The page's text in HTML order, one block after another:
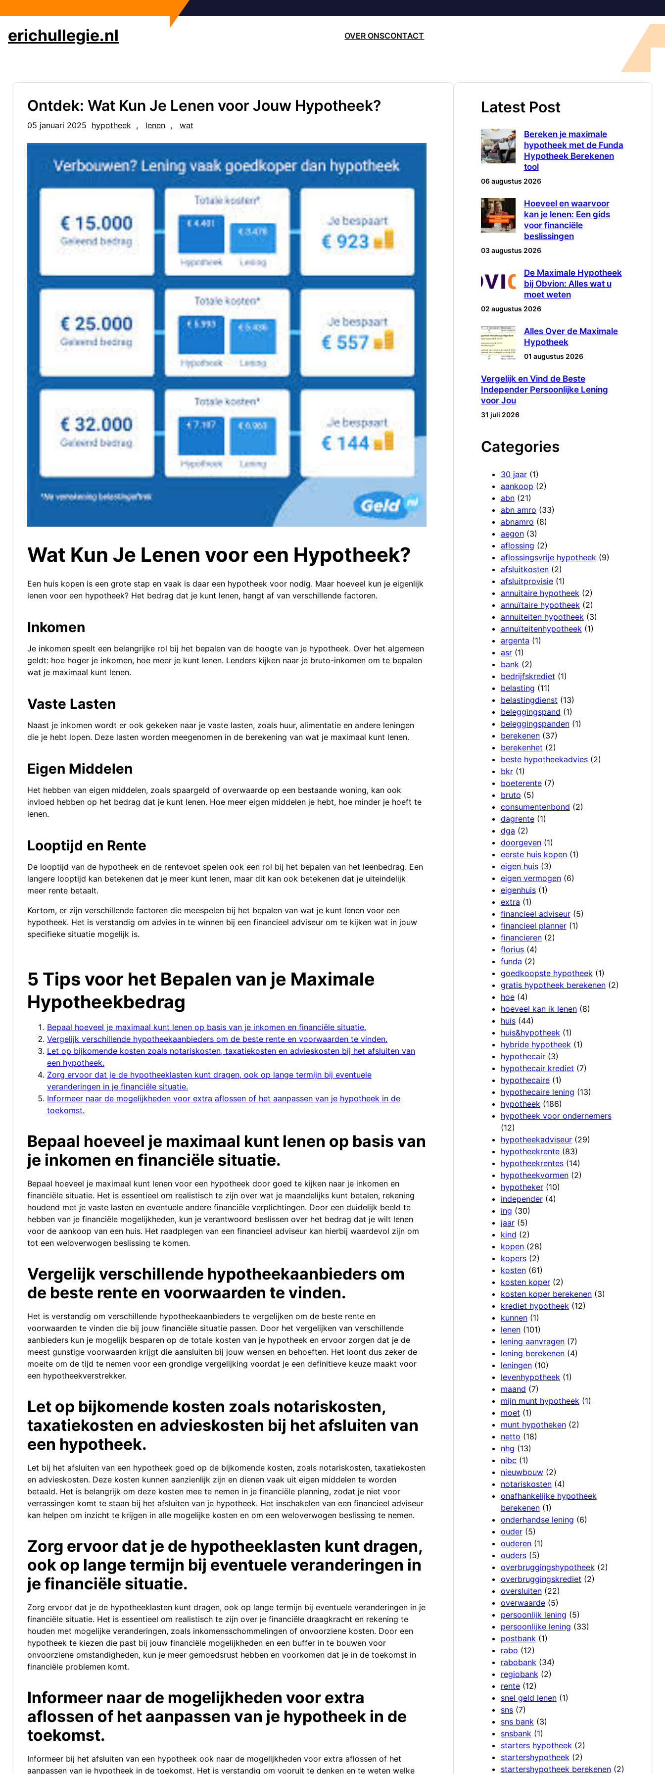
naar
inhoud
erichullegie.nl OVER ONSCONTACT
Ontdek: Wat Kun Je Lenen voor Jouw Hypotheek?
05 januari 2025 hypotheek , lenen , wat
Wat Kun Je Lenen voor een Hypotheek?
Een huis kopen is een grote stap en vaak is daar een hypotheek voor nodig. Maar hoeveel kun je eigenlijk
lenen voor een hypotheek? Het bedrag dat je kunt lenen, hangt af van verschillende factoren.
Inkomen
Je inkomen speelt een belangrijke rol bij het bepalen van de hoogte van je hypotheek. Over het algemeen
geldt: hoe hoger je inkomen, hoe meer je kunt lenen. Lenders kijken naar je bruto-inkomen om te bepalen
wat je maximaal kunt lenen.
Vaste Lasten
Naast je inkomen wordt er ook gekeken naar je vaste lasten, zoals huur, alimentatie en andere leningen
die je hebt lopen. Deze lasten worden meegenomen in de berekening van wat je maximaal kunt lenen.
Eigen Middelen
Het hebben van eigen middelen, zoals spaargeld of overwaarde op een bestaande woning, kan ook
invloed hebben op het bedrag dat je kunt lenen. Hoe meer eigen middelen je hebt, hoe minder je hoeft te
lenen.
Looptijd en Rente
De looptijd van de hypotheek en de rentevoet spelen ook een rol bij het bepalen van het leenbedrag. Een
langere looptijd kan betekenen dat je meer kunt lenen, maar dit kan ook betekenen dat je uiteindelijk
meer rente betaalt.
Kortom, er zijn verschillende factoren die meespelen bij het bepalen van wat je kunt lenen voor een
hypotheek. Het is verstandig om advies in te winnen bij een financieel adviseur om te kijken wat in jouw
specifieke situatie mogelijk is.
5 Tips voor het Bepalen van je Maximale
Hypotheekbedrag
Bepaal hoeveel je maximaal kunt lenen op basis van je inkomen en financiële situatie.
Vergelijk verschillende hypotheekaanbieders om de beste rente en voorwaarden te vinden.
Let op bijkomende kosten zoals notariskosten, taxatiekosten en advieskosten bij het afsluiten van
een hypotheek.
Zorg ervoor dat je de hypotheeklasten kunt dragen, ook op lange termijn bij eventuele
veranderingen in je financiële situatie.
Informeer naar de mogelijkheden voor extra aflossen of het aanpassen van je hypotheek in de
toekomst.
Bepaal hoeveel je maximaal kunt lenen op basis van
je inkomen en financiële situatie.
Bepaal hoeveel je maximaal kunt lenen voor een hypotheek door goed te kijken naar je inkomen en
financiële situatie. Het is essentieel om realistisch te zijn over wat je maandelijks kunt betalen, rekening
houdend met je vaste lasten en eventuele andere financiële verplichtingen. Door een duidelijk beeld te
hebben van je financiële mogelijkheden, kun je verantwoord beslissen over het bedrag dat je wilt lenen
voor de aankoop van een huis. Het raadplegen van een financieel adviseur kan hierbij waardevol zijn om
tot een weloverwogen beslissing te komen.
Vergelijk verschillende hypotheekaanbieders om
de beste rente en voorwaarden te vinden.
Het is verstandig om verschillende hypotheekaanbieders te vergelijken om de beste rente en
voorwaarden te vinden die bij jouw financiële situatie passen. Door het vergelijken van verschillende
aanbieders kun je mogelijk besparen op de totale kosten van je hypotheek en ervoor zorgen dat je de
meest gunstige voorwaarden krijgt die aansluiten bij jouw wensen en behoeften. Het loont dus zeker de
moeite om de tijd te nemen voor een grondige vergelijking voordat je een definitieve keuze maakt voor
een hypotheekverstrekker.
Let op bijkomende kosten zoals notariskosten,
taxatiekosten en advieskosten bij het afsluiten van
een hypotheek.
Let bij het afsluiten van een hypotheek goed op de bijkomende kosten, zoals notariskosten, taxatiekosten
en advieskosten. Deze kosten kunnen aanzienlijk zijn en dienen vaak uit eigen middelen te worden
betaald. Het is belangrijk om deze kosten mee te nemen in je financiële planning, zodat je niet voor
verrassingen komt te staan bij het afsluiten van je hypotheek. Het inschakelen van een financieel adviseur
kan helpen om inzicht te krijgen in alle mogelijke kosten en om een weloverwogen beslissing te nemen.
Zorg ervoor dat je de hypotheeklasten kunt dragen,
ook op lange termijn bij eventuele veranderingen in
je financiële situatie.
Zorg ervoor dat je de hypotheeklasten kunt dragen, ook op lange termijn bij eventuele veranderingen in je
financiële situatie. Het is essentieel om realistisch te zijn over je financiële draagkracht en rekening te
houden met mogelijke veranderingen, zoals inkomensschommelingen of onvoorziene kosten. Door een
hypotheek te kiezen die past bij jouw financiële mogelijkheden en een buffer in te bouwen voor
onvoorziene omstandigheden, kun je meer gemoedsrust hebben en voorkomen dat je in de toekomst in
financiële problemen komt.
Informeer naar de mogelijkheden voor extra
aflossen of het aanpassen van je hypotheek in de
toekomst.
Informeer bij het afsluiten van een hypotheek ook naar de mogelijkheden voor extra aflossen of het
aanpassen van je hypotheek in de toekomst. Het is verstandig om vooruit te denken en te weten welke
Latest Post
Bereken je maximale
hypotheek met de Funda
Hypotheek Berekenen
tool
06 augustus 2026
Hoeveel en waarvoor
kan je lenen: Een gids
voor financiële
beslissingen
03 augustus 2026
De Maximale Hypotheek
bij Obvion: Alles wat u
moet weten
02 augustus 2026
Alles Over de Maximale
Hypotheek
01 augustus 2026
Vergelijk en Vind de Beste
Independer Persoonlijke Lening
voor Jou
31 juli 2026
Categories
30 jaar(1)
aankoop (2)
abn(21)
abn amro (33)
abnamro (8)
aegon(3)
aflossing (2)
aflossingsvrije hypotheek(9)
afsluitkosten(2)
afsluitprovisie(1)
annuitaire hypotheek(2)
annuïtaire hypotheek(2)
annuiteiten hypotheek(3)
annuïteitenhypotheek(1)
argenta (1)
asr(1)
bank(2)
bedrijfskrediet (1)
belasting (11)
belastingdienst (13)
beleggingspand (1)
beleggingspanden(1)
berekenen(37)
berekenhet (2)
beste hypotheekadvies(2)
bkr(1)
boeterente(7)
bruto (5)
consumentenbond (2)
dagrente(1)
dga (2)
doorgeven(1)
eerste huis kopen(1)
eigen huis(3)
eigen vermogen(6)
eigenhuis(1)
extra (1)
financieel adviseur(5)
financieel planner(1)
financieren(2)
florius(4)
funda (2)
goedkoopste hypotheek(1)
gratis hypotheek berekenen(2)
hoe(4)
hoeveel kan ik lenen(8)
huis(44)
huis&hypotheek(1)
hybride hypotheek(1)
hypothecair(3)
hypothecair krediet (7)
hypothecaire(1)
hypothecaire lening (13)
hypotheek(186)
hypotheek voor ondernemers
(12)
hypotheekadviseur(29)
hypotheekrente(83)
hypotheekrentes(14)
hypotheekvormen(2)
hypotheker(10)
independer(4)
ing (30)
jaar(5)
kind (2)
kopen(28)
kopers(2)
kosten(61)
kosten koper(2)
kosten koper berekenen(3)
krediet hypotheek(12)
kunnen(1)
lenen(101)
lening aanvragen(7)
lening berekenen(4)
leningen(10)
levenhypotheek(1)
maand (7)
mijn munt hypotheek(1)
moet (1)
munt hypotheken(2)
netto (18)
nhg (13)
nibc (1)
nieuwbouw(2)
notariskosten(4)
onafhankelijke hypotheek
berekenen(1)
onderhandse lening (6)
ouder(5)
ouderen(1)
ouders(5)
overbruggingshypotheek(2)
overbruggingskrediet (2)
oversluiten(22)
overwaarde(5)
persoonlijk lening (5)
persoonlijke lening (33)
postbank(1)
rabo (12)
rabobank(34)
regiobank(2)
rente(12)
snel geld lenen(1)
sns(7)
sns bank(3)
snsbank(1)
starters hypotheek(2)
startershypotheek(2)
startershypotheek berekenen(2)